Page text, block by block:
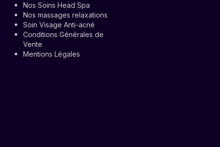
Nos Soins Head Spa
Nos massages relaxations
Soin Visage Anti-acné
Conditions Générales de
Vente
Mentions Légales